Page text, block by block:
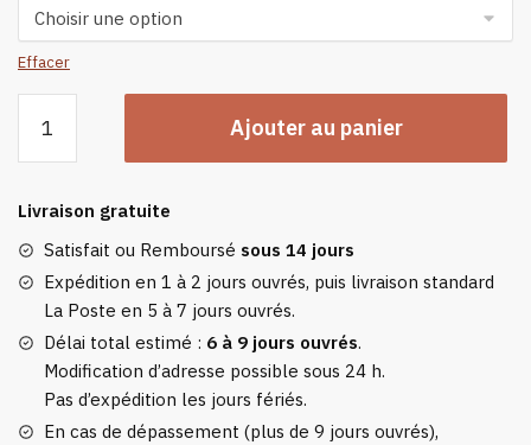
Effacer
Veste
Homme
Chasse
Ajouter au panier
Livraison gratuite
Satisfait ou Remboursé sous 14 jours
Expédition en 1 à 2 jours ouvrés, puis livraison standard
La Poste en 5 à 7 jours ouvrés.
Délai total estimé : 6 à 9 jours ouvrés.
Modification d’adresse possible sous 24 h.
Pas d’expédition les jours fériés.
En cas de dépassement (plus de 9 jours ouvrés),